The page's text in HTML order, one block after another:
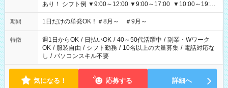
あり！ シフト例 ▼9:00～12:00 ▼9:00～17:00 ▼10:00～19:00
▼18:00～21:00
期間 1日だけの単発OK！＃8月～ ＃9月～
特徴 週1日からOK / 日払いOK / 40～50代活躍中 / 副業・Wワーク
OK / 服装自由 / シフト勤務 / 10名以上の大量募集 / 電話対応な
し / パソコンスキル不要
気になる！ 応募する 詳細へ